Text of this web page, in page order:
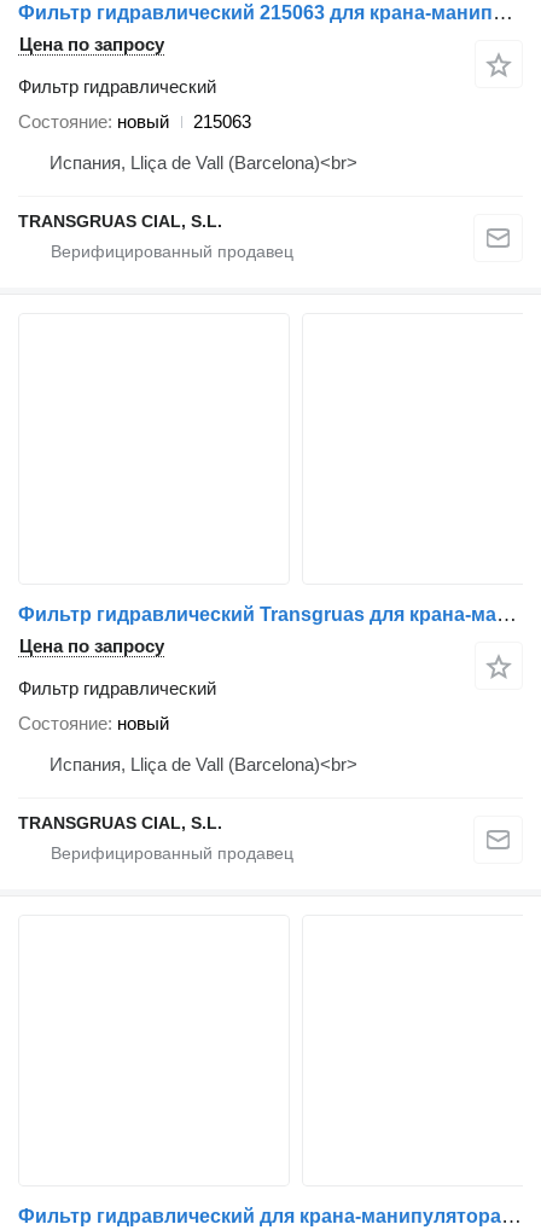
Фильтр гидравлический 215063 для крана-манипулятора Transgruas
Цена по запросу
Фильтр гидравлический
Состояние новый
215063
Испания, Lliça de Vall (Barcelona)<br>
TRANSGRUAS CIAL, S.L.
Фильтр гидравлический Transgruas для крана-манипулятора Fassi
Цена по запросу
Фильтр гидравлический
Состояние новый
Испания, Lliça de Vall (Barcelona)<br>
TRANSGRUAS CIAL, S.L.
Фильтр гидравлический для крана-манипулятора Fassi